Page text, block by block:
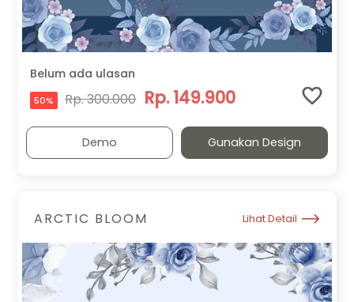
Belum ada ulasan
50% Rp. 300.000 Rp. 149.900
Demo Gunakan Design
ARCTIC BLOOM Lihat Detail